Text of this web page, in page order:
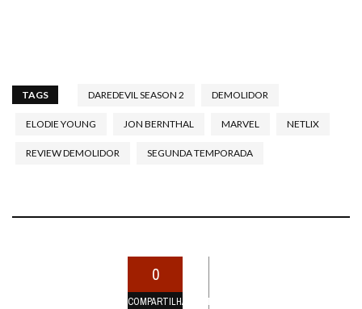
TAGS DAREDEVIL SEASON 2 DEMOLIDOR
ELODIE YOUNG JON BERNTHAL MARVEL NETLIX
REVIEW DEMOLIDOR SEGUNDA TEMPORADA
0
COMPARTILHAMENTOS